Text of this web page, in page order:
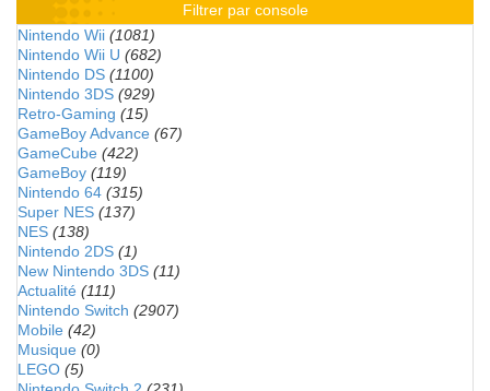
Filtrer par console
Nintendo Wii (1081)
Nintendo Wii U (682)
Nintendo DS (1100)
Nintendo 3DS (929)
Retro-Gaming (15)
GameBoy Advance (67)
GameCube (422)
GameBoy (119)
Nintendo 64 (315)
Super NES (137)
NES (138)
Nintendo 2DS (1)
New Nintendo 3DS (11)
Actualité (111)
Nintendo Switch (2907)
Mobile (42)
Musique (0)
LEGO (5)